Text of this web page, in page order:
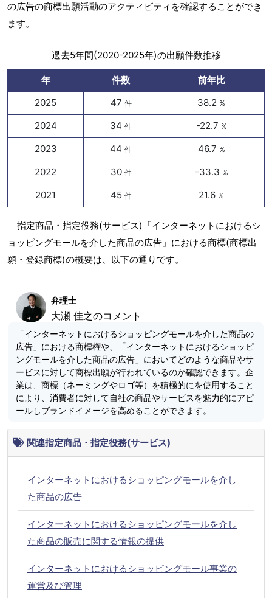
の広告の商標出願活動のアクティビティを確認することができ
ます。
過去5年間(2020-2025年)の出願件数推移
年 件数
前年比
2025
47 件 38.2 %
2024 34 件 -22.7 %
2023 44 件 46.7 %
2022 30 件 -33.3 %
2021 45 件 21.6 %
指定商品・指定役務(サービス)「インターネットにおけるシ
ョッピングモールを介した商品の広告」における商標(商標出
願・登録商標)の概要は、以下の通りです。
弁理士
大瀬 佳之のコメント
「インターネットにおけるショッピングモールを介した商品の
広告」における商標権や、「インターネットにおけるショッピ
ングモールを介した商品の広告」においてどのような商品やサ
ービスに対して商標出願が行われているのか確認できます。企
業は、商標（ネーミングやロゴ等）を積極的にを使用すること
により、消費者に対して自社の商品やサービスを魅力的にアピ
ールしブランドイメージを高めることができます。
関連指定商品・指定役務(サービス)
インターネットにおけるショッピングモールを介し
た商品の広告
インターネットにおけるショッピングモールを介し
た商品の販売に関する情報の提供
インターネットにおけるショッピングモール事業の
運営及び管理